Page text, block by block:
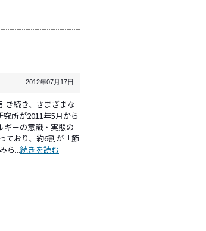
2012年07月17日
き続き、さまざまな
所が2011年5月から
ギーの意識・実態の
ており、約6割が「節
ら...続きを読む